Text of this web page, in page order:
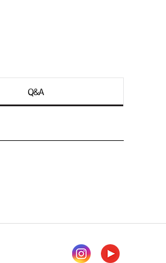
Q&A